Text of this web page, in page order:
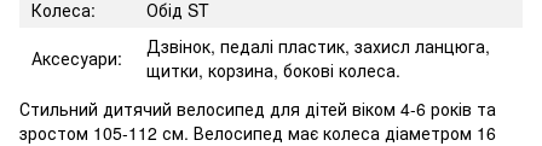
Колеса:
Обід ST
Аксесуари:
Дзвінок, педалі пластик, захисл ланцюга,
щитки, корзина, бокові колеса.
Стильний дитячий велосипед для дітей віком 4-6 років та
зростом 105-112 см. Велосипед має колеса діаметром 16